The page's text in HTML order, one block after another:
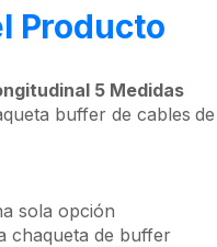
Producto
5 Medidas
buffer de cables
sola opción
chaqueta de buffer